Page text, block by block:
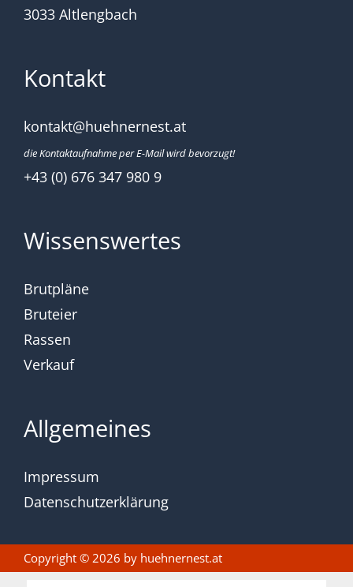
3033 Altlengbach
Kontakt
kontakt@huehnernest.at
die Kontaktaufnahme per E-Mail wird bevorzugt!
+43 (0) 676 347 980 9
Wissenswertes
Brutpläne
Bruteier
Rassen
Verkauf
Allgemeines
Impressum
Datenschutzerklärung
Copyright © 2026 by huehnernest.at